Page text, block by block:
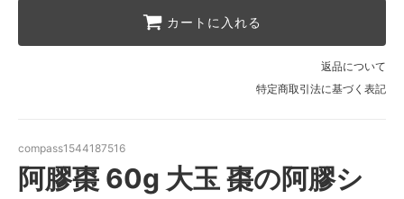
カートに入れる
返品について
特定商取引法に基づく表記
compass1544187516
阿膠棗 60g 大玉 棗の阿膠シ